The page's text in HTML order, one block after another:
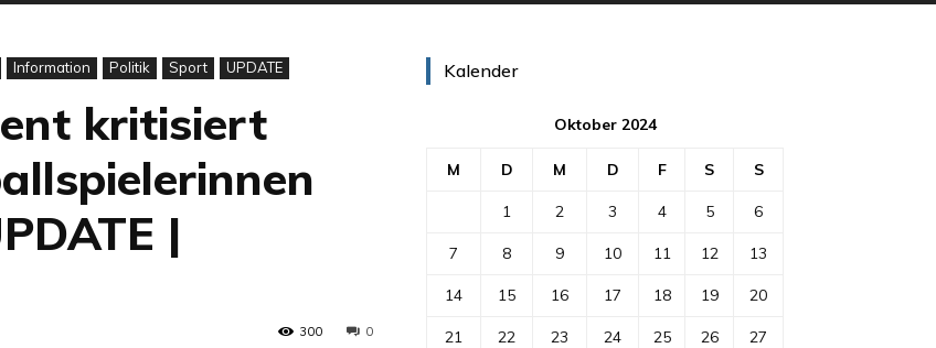
Information Politik Sport UPDATE
kritisiert
|
0
300
Kalender
Oktober 2024
M D M D F S S
1 2 3 4 5 6
7 8 9 10 11 12 13
14 15 16 17 18 19 20
21 22 23 24 25 26 27